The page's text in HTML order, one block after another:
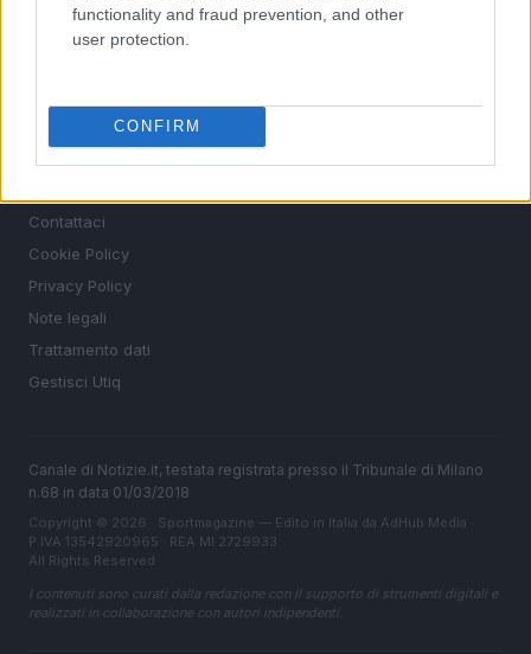
functionality and fraud prevention, and other
user protection.
CONFIRM
MAGAZINE
Ultime notizie
Contattaci
Cookie Policy
Privacy Policy
Note legali
Trattamento dati
Gestisci Utiq
Canale di Notizie.it, testata registrata presso il Tribunale di Milano
n.68 in data 01/03/2018
Copyright © 2026 · Sportmagazine — Edito in Italia da AdHub Media
P.IVA 13542920965 · REA MI 2729933
All Rights Reserved
I contenuti sono curati dalla redazione con il supporto di strumenti digitali e
realizzati in collaborazione con autori indipendenti.